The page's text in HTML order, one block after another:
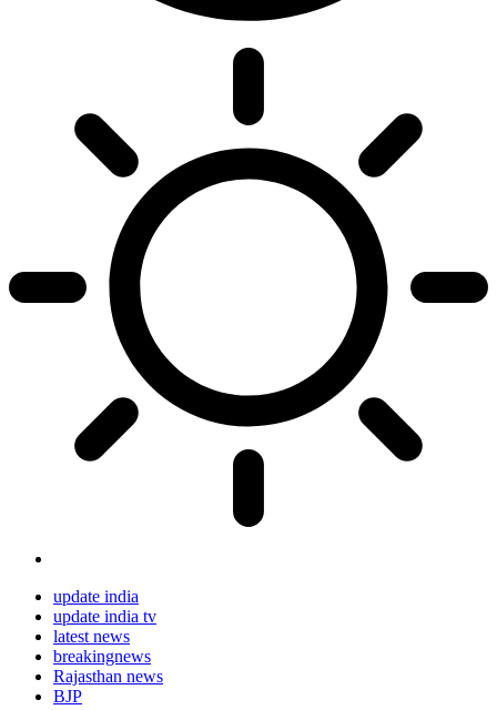
update india
update india tv
latest news
breakingnews
Rajasthan news
BJP